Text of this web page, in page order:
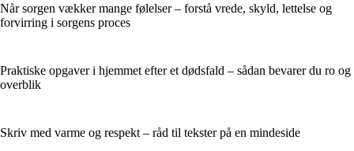
Når sorgen vækker mange følelser – forstå vrede, skyld, lettelse og
forvirring i sorgens proces
Praktiske opgaver i hjemmet efter et dødsfald – sådan bevarer du ro og
overblik
Skriv med varme og respekt – råd til tekster på en mindeside